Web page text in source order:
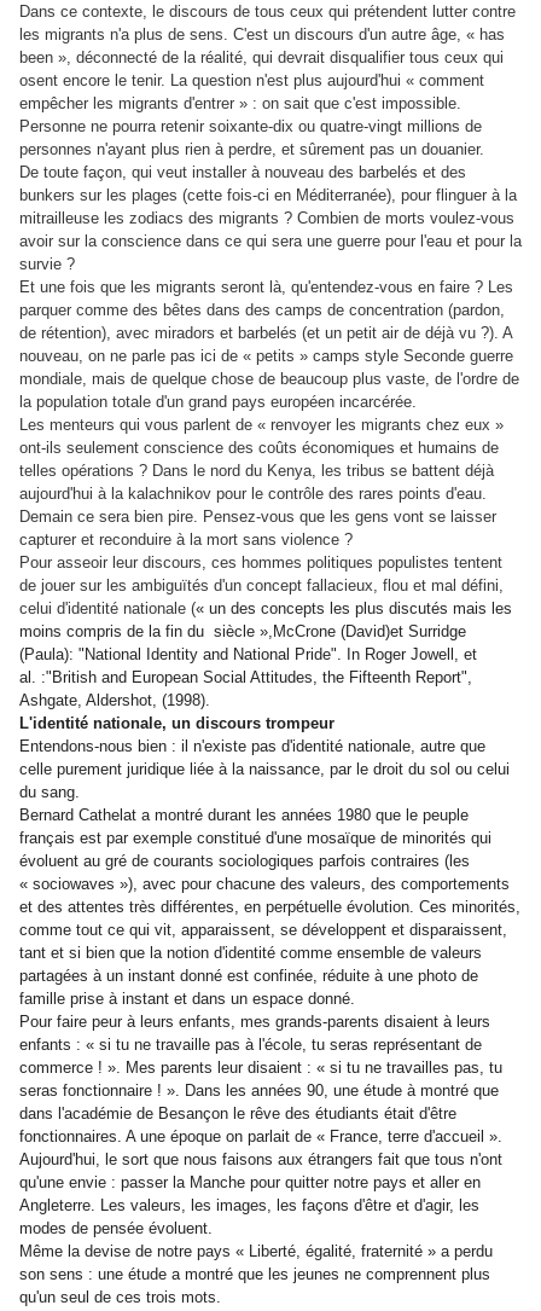
Dans ce contexte, le discours de tous ceux qui prétendent lutter contre
les migrants n'a plus de sens. C'est un discours d'un autre âge, « has
been », déconnecté de la réalité, qui devrait disqualifier tous ceux qui
osent encore le tenir. La question n'est plus aujourd'hui « comment
empêcher les migrants d'entrer » : on sait que c'est impossible.
Personne ne pourra retenir soixante-dix ou quatre-vingt millions de
personnes n'ayant plus rien à perdre, et sûrement pas un douanier.
De toute façon, qui veut installer à nouveau des barbelés et des
bunkers sur les plages (cette fois-ci en Méditerranée), pour flinguer à la
mitrailleuse les zodiacs des migrants ? Combien de morts voulez-vous
avoir sur la conscience dans ce qui sera une guerre pour l'eau et pour la
survie ?
Et une fois que les migrants seront là, qu'entendez-vous en faire ? Les
parquer comme des bêtes dans des camps de concentration (pardon,
de rétention), avec miradors et barbelés (et un petit air de déjà vu ?). A
nouveau, on ne parle pas ici de « petits » camps style Seconde guerre
mondiale, mais de quelque chose de beaucoup plus vaste, de l'ordre de
la population totale d'un grand pays européen incarcérée.
Les menteurs qui vous parlent de « renvoyer les migrants chez eux »
ont-ils seulement conscience des coûts économiques et humains de
telles opérations ? Dans le nord du Kenya, les tribus se battent déjà
aujourd'hui à la kalachnikov pour le contrôle des rares points d'eau.
Demain ce sera bien pire. Pensez-vous que les gens vont se laisser
capturer et reconduire à la mort sans violence ?
Pour asseoir leur discours, ces hommes politiques populistes tentent
de jouer sur les ambiguïtés d'un concept fallacieux, flou et mal défini,
celui d'identité nationale (« un des concepts les plus discutés mais les
moins compris de la fin du siècle », McCrone (David)et Surridge
(Paula): "National Identity and National Pride". In Roger Jowell, et
al. :"British and European Social Attitudes, the Fifteenth Report",
Ashgate, Aldershot, (1998).
L'identité nationale, un discours trompeur
Entendons-nous bien : il n'existe pas d'identité nationale, autre que
celle purement juridique liée à la naissance, par le droit du sol ou celui
du sang.
Bernard Cathelat a montré durant les années 1980 que le peuple
français est par exemple constitué d'une mosaïque de minorités qui
évoluent au gré de courants sociologiques parfois contraires (les
« sociowaves »), avec pour chacune des valeurs, des comportements
et des attentes très différentes, en perpétuelle évolution. Ces minorités,
comme tout ce qui vit, apparaissent, se développent et disparaissent,
tant et si bien que la notion d'identité comme ensemble de valeurs
partagées à un instant donné est confinée, réduite à une photo de
famille prise à instant et dans un espace donné.
Pour faire peur à leurs enfants, mes grands-parents disaient à leurs
enfants : « si tu ne travaille pas à l'école, tu seras représentant de
commerce ! ». Mes parents leur disaient : « si tu ne travailles pas, tu
seras fonctionnaire ! ». Dans les années 90, une étude à montré que
dans l'académie de Besançon le rêve des étudiants était d'être
fonctionnaires. A une époque on parlait de « France, terre d'accueil ».
Aujourd'hui, le sort que nous faisons aux étrangers fait que tous n'ont
qu'une envie : passer la Manche pour quitter notre pays et aller en
Angleterre. Les valeurs, les images, les façons d'être et d'agir, les
modes de pensée évoluent.
Même la devise de notre pays « Liberté, égalité, fraternité » a perdu
son sens : une étude a montré que les jeunes ne comprennent plus
qu'un seul de ces trois mots.